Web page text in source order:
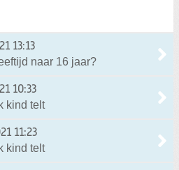
13:13
naar 16 jaar?
10:33
kind telt
11:23
kind telt